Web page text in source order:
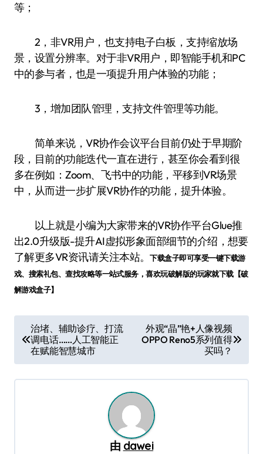
等；
2，非VR用户，也支持电子白板，支持缩放场
景，设置分辨率。对于非VR用户，即智能手机和PC
中的参与者，也是一项提升用户体验的功能；
3，增加团队管理，支持文件管理等功能。
简单来说，VR协作会议平台目前仍处于早期阶
段，目前的功能迭代一直在进行，甚至你会看到很
多在例如：Zoom、飞书中的功能，平移到VR场景
中，从而进一步扩展VR协作的功能，提升体验。
以上就是小编为大家带来的VR协作平台Glue推
出2.0升级版-提升AI虚拟形象面部细节的介绍，想要
了解更多VR资讯请关注本站。下载盒子即可享受一键下载游
戏、搜索礼包、查找攻略等一站式服务，喜欢玩破解版的玩家就下载【破
解游戏盒子】
章
导
航
治堵、辅助诊疗、打流
调电话……人工智能正
在赋能智慧城市
外观“晶”艳+人像视频
OPPO Reno5系列值得
买吗？
由 dawei